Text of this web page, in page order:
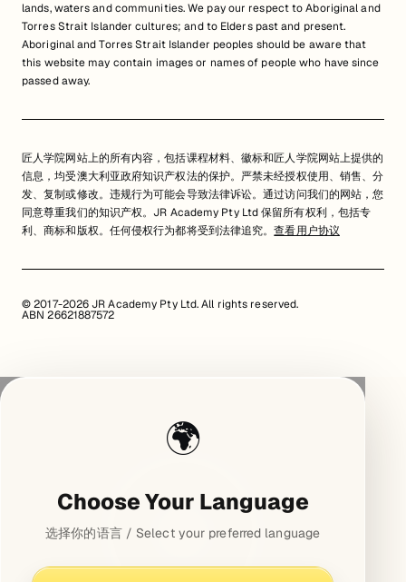
lands, waters and communities. We pay our respect to Aboriginal and
Torres Strait Islander cultures; and to Elders past and present.
Aboriginal and Torres Strait Islander peoples should be aware that
this website may contain images or names of people who have since
passed away.
匠人学院网站上的所有内容，包括课程材料、徽标和匠人学院网站上提供的
信息，均受澳大利亚政府知识产权法的保护。严禁未经授权使用、销售、分
发、复制或修改。违规行为可能会导致法律诉讼。通过访问我们的网站，您
同意尊重我们的知识产权。JR Academy Pty Ltd 保留所有权利，包括专
利、商标和版权。任何侵权行为都将受到法律追究。查看用户协议
© 2017-2026 JR Academy Pty Ltd. All rights reserved.
ABN 26621887572
🌍
Choose Your Language
选择你的语言 / Select your preferred language